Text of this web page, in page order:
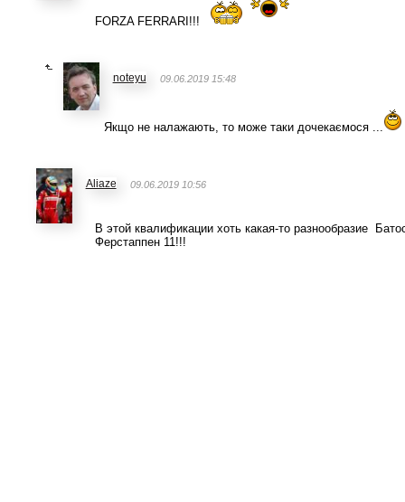
FORZA FERRARI!!!
noteyu 09.06.2019 15:48
Якщо не налажають, то може таки дочекаємося ...
Aliaze 09.06.2019 10:56
В этой квалификации хоть какая-то разнообразие
Ферстаппен 11!!!